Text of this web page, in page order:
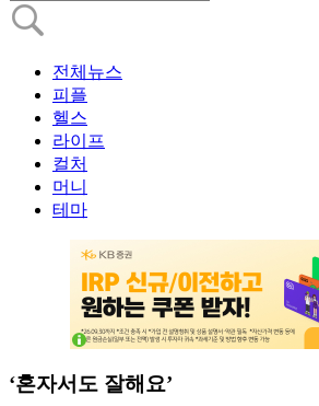
전체뉴스
피플
헬스
라이프
컬처
머니
테마
‘혼자서도 잘해요’